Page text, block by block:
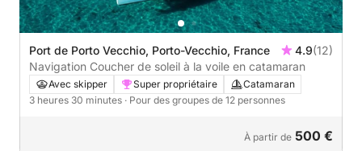
Port de Porto Vecchio, Porto-Vecchio, France 4.9(12)
Navigation Coucher de soleil à la voile en catamaran
Avec skipper Super propriétaire
Catamaran
3 heures 30 minutes · Pour des groupes de 12 personnes
À partir de 500 €